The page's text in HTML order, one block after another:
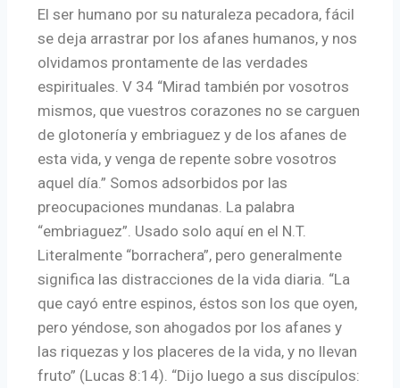
El ser humano por su naturaleza pecadora, fácil
se deja arrastrar por los afanes humanos, y nos
olvidamos prontamente de las verdades
espirituales. V 34 “Mirad también por vosotros
mismos, que vuestros corazones no se carguen
de glotonería y embriaguez y de los afanes de
esta vida, y venga de repente sobre vosotros
aquel día.” Somos adsorbidos por las
preocupaciones mundanas. La palabra
“embriaguez”. Usado solo aquí en el N.T.
Literalmente “borrachera”, pero generalmente
significa las distracciones de la vida diaria. “La
que cayó entre espinos, éstos son los que oyen,
pero yéndose, son ahogados por los afanes y
las riquezas y los placeres de la vida, y no llevan
fruto” (Lucas 8:14). “Dijo luego a sus discípulos: